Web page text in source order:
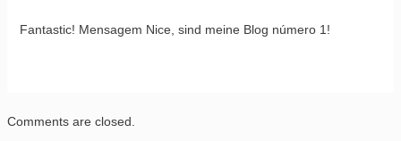
Fantastic! Mensagem Nice, sind meine Blog número 1!
Comments are closed.